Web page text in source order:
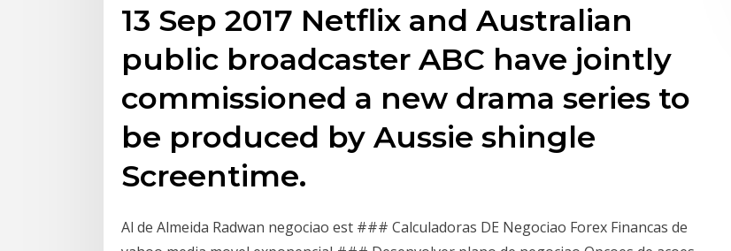
13 Sep 2017 Netflix and Australian
public broadcaster ABC have jointly
commissioned a new drama series to
be produced by Aussie shingle
Screentime.
Al de Almeida Radwan negociao est ### Calculadoras DE Negociao Forex Financas de